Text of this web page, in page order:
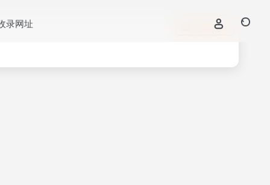
录网址 立即入驻